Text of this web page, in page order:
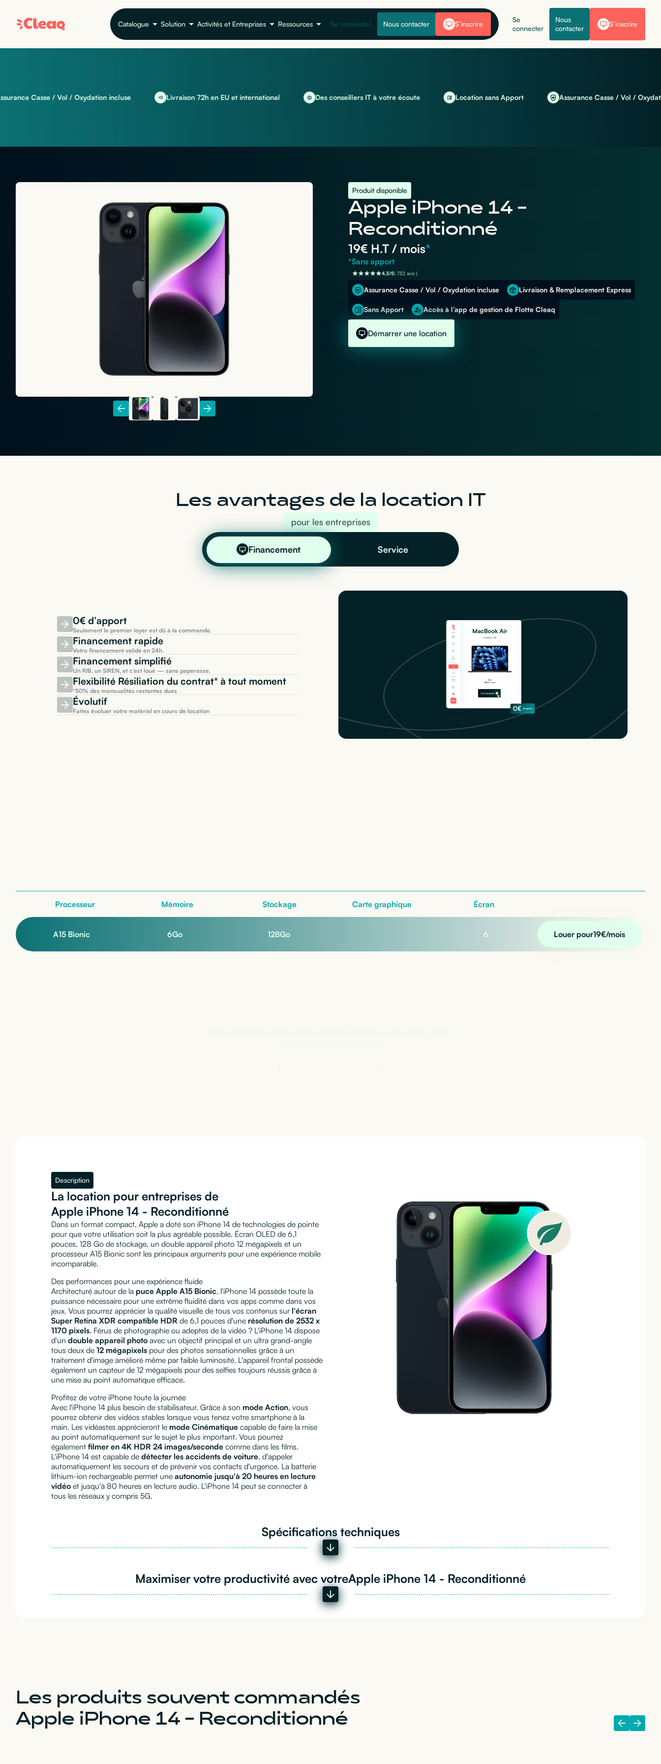
Catalogue Solution Activités et Entreprises Ressources Se connecter Nous contacter S’inscrire
Se
connecter
Nous
contacter
S’inscrire
Casse / Vol / Oxydation incluse Livraison 72h en EU et international Des conseillers IT à votre écoute Location sans Apport Assurance Casse / Vol / Oxydation
Produit disponible
Apple iPhone 14 -
Reconditionné
19€ H.T / mois*
*Sans apport
4,3/5( 732 avis )
Assurance Casse / Vol / Oxydation incluse Livraison & Remplacement Express
Sans Apport Accès à l’app de gestion de Flotte Cleaq
Démarrer une location
Les avantages de la location IT
pour les entreprises
Financement Service
0€ d’apport
Seulement le premier loyer est dû à la commande.
Financement rapide
Votre financement validé en 24h.
Financement simplifié
Un RIB, un SIREN, et c’est loué — sans paperasse.
Flexibilité Résiliation du contrat* à tout moment
*50% des mensualités restantes dues
Évolutif
Faites évoluer votre matériel en cours de location
Processeur Mémoire Stockage Carte graphique Écran
A15 Bionic 6Go 128Go 6 Louer pour19€/mois
Description
La location pour entreprises de
Apple iPhone 14 - Reconditionné
Dans un format compact, Apple a doté son iPhone 14 de technologies de pointe
pour que votre utilisation soit la plus agréable possible. Écran OLED de 6,1
pouces, 128 Go de stockage, un double appareil photo 12 mégapixels et un
processeur A15 Bionic sont les principaux arguments pour une expérience mobile
incomparable.
Des performances pour une expérience fluide
Architecturé autour de la puce Apple A15 Bionic, l'iPhone 14 possède toute la
puissance nécessaire pour une extrême fluidité dans vos apps comme dans vos
jeux. Vous pourrez apprécier la qualité visuelle de tous vos contenus sur l'écran
Super Retina XDR compatible HDR de 6,1 pouces d'une résolution de 2532 x
1170 pixels. Férus de photographie ou adeptes de la vidéo ? L'iPhone 14 dispose
d'un double appareil photo avec un objectif principal et un ultra grand-angle
tous deux de 12 mégapixels pour des photos sensationnelles grâce à un
traitement d'image amélioré même par faible luminosité. L'appareil frontal possède
également un capteur de 12 mégapixels pour des selfies toujours réussis grâce à
une mise au point automatique efficace.
Profitez de votre iPhone toute la journée
Avec l'iPhone 14 plus besoin de stabilisateur. Grâce à son mode Action, vous
pourrez obtenir des vidéos stables lorsque vous tenez votre smartphone à la
main. Les vidéastes apprécieront le mode Cinématique capable de faire la mise
au point automatiquement sur le sujet le plus important. Vous pourrez
également filmer en 4K HDR 24 images/seconde comme dans les films.
L'iPhone 14 est capable de détecter les accidents de voiture, d'appeler
automatiquement les secours et de prévenir vos contacts d'urgence. La batterie
lithium-ion rechargeable permet une autonomie jusqu'à 20 heures en lecture
vidéo et jusqu'à 80 heures en lecture audio. L'iPhone 14 peut se connecter à
tous les réseaux y compris 5G.
Spécifications techniques
Maximiser votre productivité avec votreApple iPhone 14 - Reconditionné
Les produits souvent commandés
Apple iPhone 14 - Reconditionné